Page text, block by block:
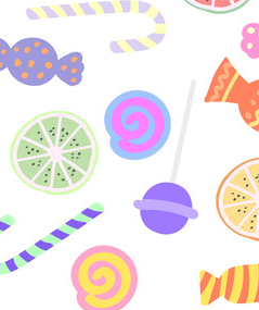
活动页面，登入並加入Waitlist，邀请